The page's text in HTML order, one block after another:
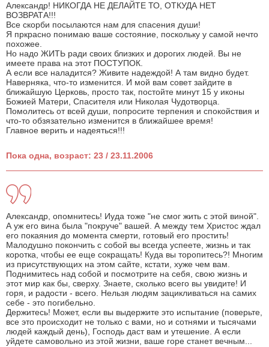
Александр! НИКОГДА НЕ ДЕЛАЙТЕ ТО, ОТКУДА НЕТ
ВОЗВРАТА!!!
Все скорби посылаются нам для спасения души!
Я пркрасно понимаю ваше состояние, поскольку у самой нечто
похожее.
Но надо ЖИТЬ ради своих близких и дорогих людей. Вы не
имеете права на этот ПОСТУПОК.
А если все наладится? Живите надеждой! А там видно будет.
Наверняка, что-то изменится. И мой вам совет зайдите в
ближайшую Церковь, просто так, постойте минут 15 у иконы
Божией Матери, Спасителя или Николая Чудотворца.
Помолитесь от всей души, попросите терпения и спокойствия и
что-то обзязательно изменится в ближайшее время!
Главное верить и надеяться!!!
Пока одна, возраст: 23 / 23.11.2006
Александр, опомнитесь! Иуда тоже "не смог жить с этой виной".
А уж его вина была "покруче" вашей. А между тем Христос ждал
его покаяния до момента смерти, готовый его простить!
Малодушно покончить с собой вы всегда успеете, жизнь и так
коротка, чтобы ее еще сокращать! Куда вы торопитесь?! Многим
из присутствующих на этом сайте, кстати, хуже чем вам.
Поднимитесь над собой и посмотрите на себя, свою жизнь и
этот мир как бы, сверху. Знаете, сколько всего вы увидите! И
горя, и радости - всего. Нельзя людям зацикливаться на самих
себе - это погибельно.
Держитесь! Может, если вы выдержите это испытание (поверьте,
все это происходит не только с вами, но и сотнями и тысячами
людей каждый день), Господь даст вам и утешение. А если
уйдете самовольно из этой жизни, ваше горе станет вечным...